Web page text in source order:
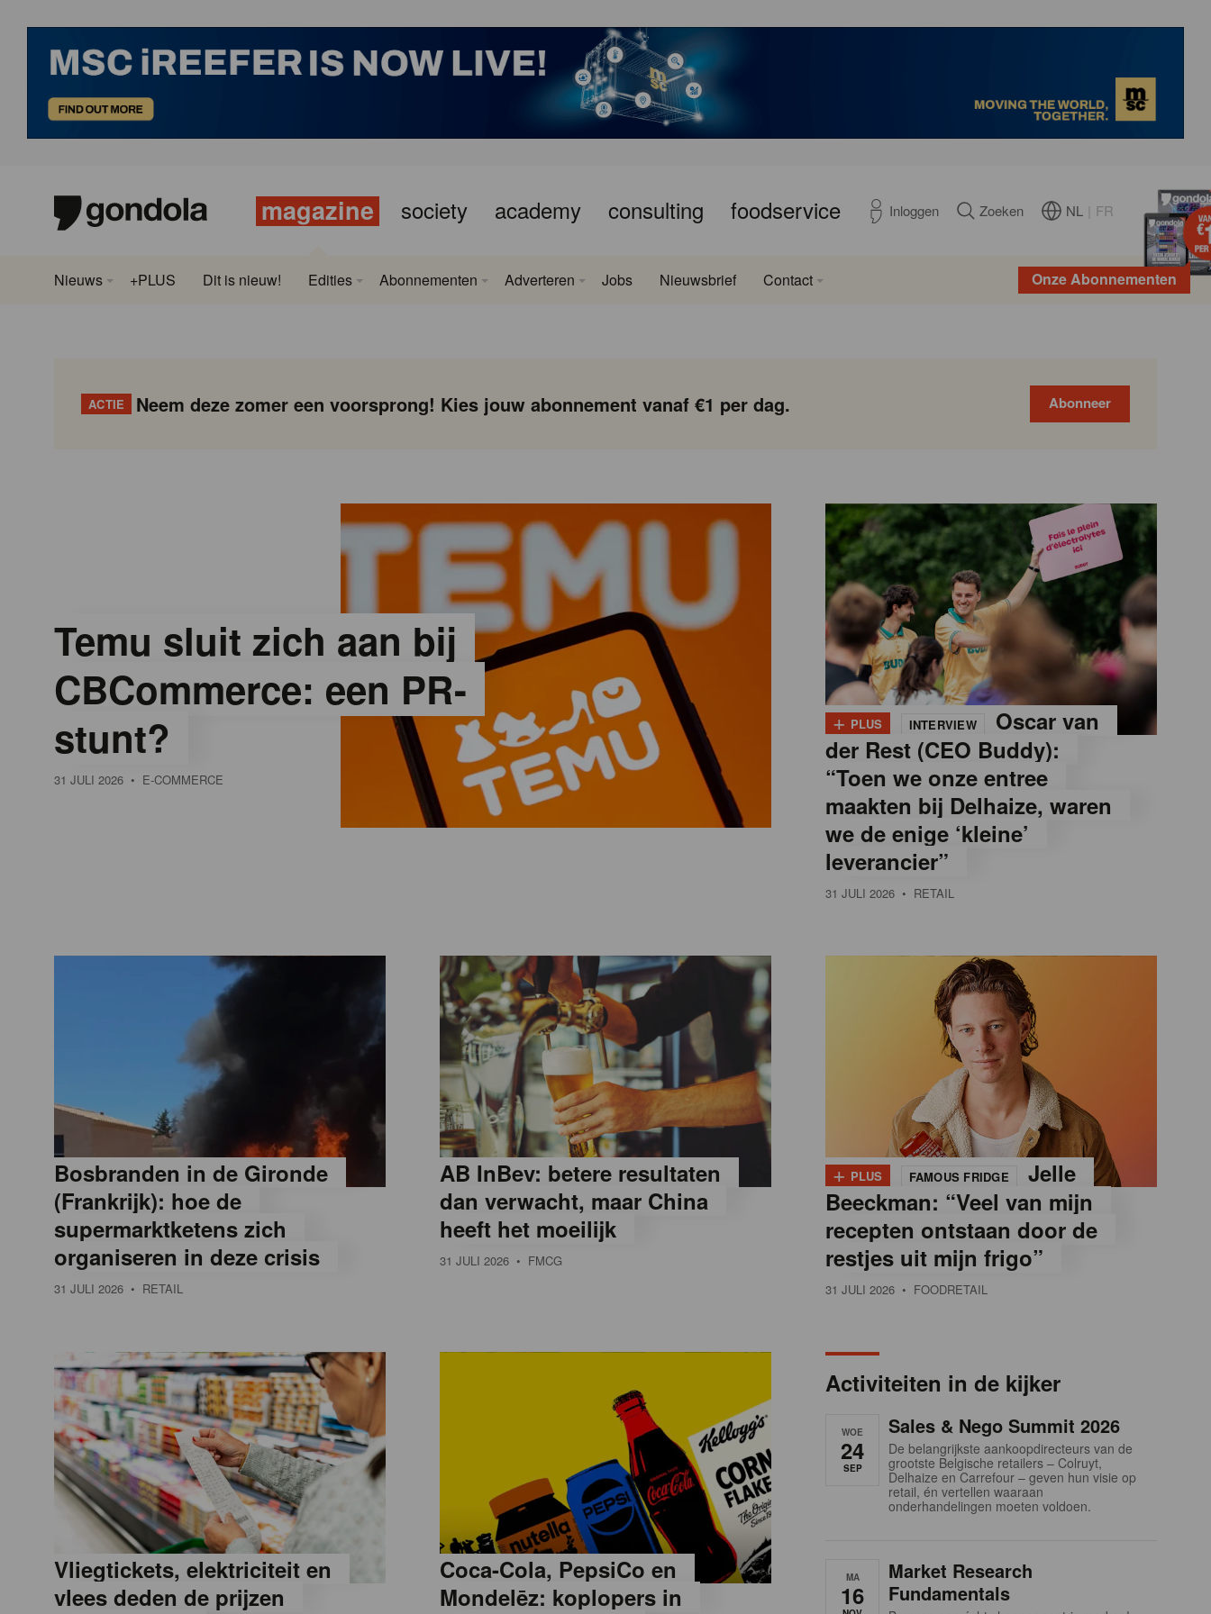
magazine society academy consulting foodservice Inloggen Zoeken NL FR
Onze Abonnementen
Nieuws +PLUS Dit is nieuw! Edities Abonnementen Adverteren Jobs Nieuwsbrief Contact
ACTIE Neem deze zomer een voorsprong! Kies jouw abonnement vanaf €1 per dag. Abonneer
Temu sluit zich aan bij
CBCommerce: een PR-
stunt?
31 JULI 2026 • E-COMMERCE
+ PLUS INTERVIEW
Oscar van
der Rest (CEO Buddy):
“Toen we onze entree
maakten bij Delhaize, waren
we de enige ‘kleine’
leverancier”
31 JULI 2026 • RETAIL
Bosbranden in de Gironde
(Frankrijk): hoe de
supermarktketens zich
organiseren in deze crisis
31 JULI 2026 • RETAIL
AB InBev: betere resultaten
dan verwacht, maar China
heeft het moeilijk
31 JULI 2026 • FMCG
+ PLUS FAMOUS FRIDGE
Jelle
Beeckman: “Veel van mijn
recepten ontstaan door de
restjes uit mijn frigo”
31 JULI 2026 • FOODRETAIL
Vliegtickets, elektriciteit en
vlees deden de prijzen
Coca-Cola, PepsiCo en
Mondelēz: koplopers in
Activiteiten in de kijker
WOE
24
SEP
Sales & Nego Summit 2026
De belangrijkste aankoopdirecteurs van de
grootste Belgische retailers – Colruyt,
Delhaize en Carrefour – geven hun visie op
retail, én vertellen waaraan
onderhandelingen moeten voldoen.
MA
16
Market Research
Fundamentals